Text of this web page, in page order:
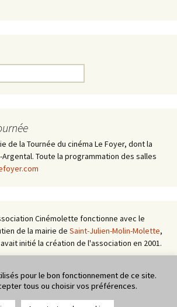
de la Tournée du cinéma Le Foyer, dont la
Toute la programmation des salles
Cinémolette fonctionne avec le
de la mairie de Saint-Julien-Molin-Molette,
initié la création de l'association en 2001.
fait partie du circuit itinérant du
Argental (42) - Tournée basée à St-Julien-
pour le bon fonctionnement de ce site.
tous ou choisir vos préférences.